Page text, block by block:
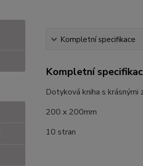
Kompletní specifikace
Kompletní
Dotyková kniha s krásnými
200 x 200mm
10 stran